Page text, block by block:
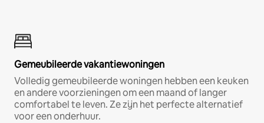
Gemeubileerde vakantiewoningen
Volledig gemeubileerde woningen hebben een keuken
en andere voorzieningen om een maand of langer
comfortabel te leven. Ze zijn het perfecte alternatief
voor een onderhuur.